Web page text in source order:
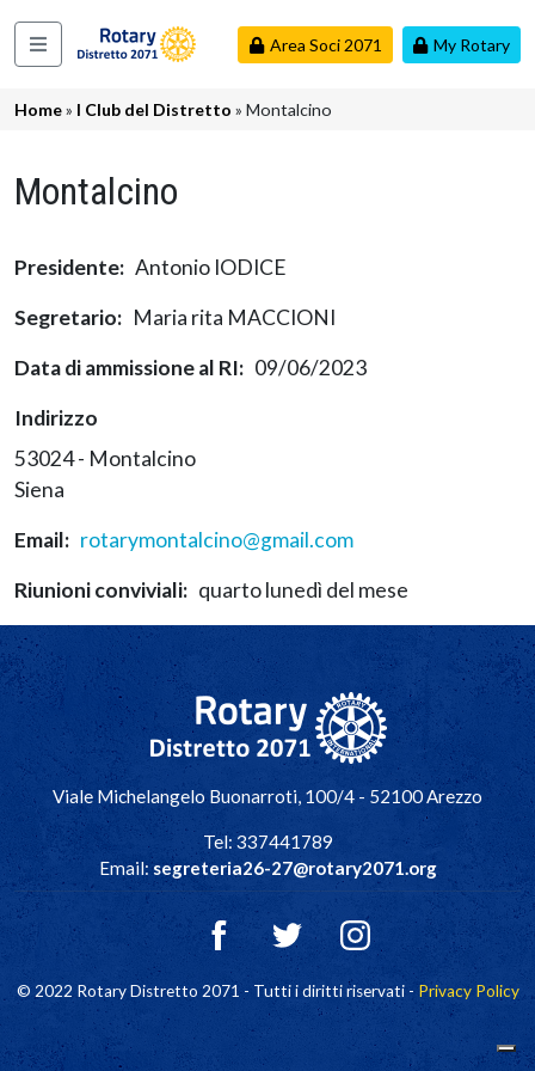
Area Soci 2071 My Rotary
Navigazione principale
Briciole di pane
Home I Club del Distretto Montalcino
Montalcino
Presidente
Antonio IODICE
Segretario
Maria rita MACCIONI
Data di ammissione al RI
09/06/2023
Indirizzo
53024 - Montalcino
Siena
Email
rotarymontalcino@gmail.com
Riunioni conviviali
quarto lunedì del mese
Navigazione principale
Viale Michelangelo Buonarroti, 100/4 - 52100 Arezzo
Tel: 337441789
Email:segreteria26-27@rotary2071.org
© 2022 Rotary Distretto 2071 - Tutti i diritti riservati - Privacy Policy